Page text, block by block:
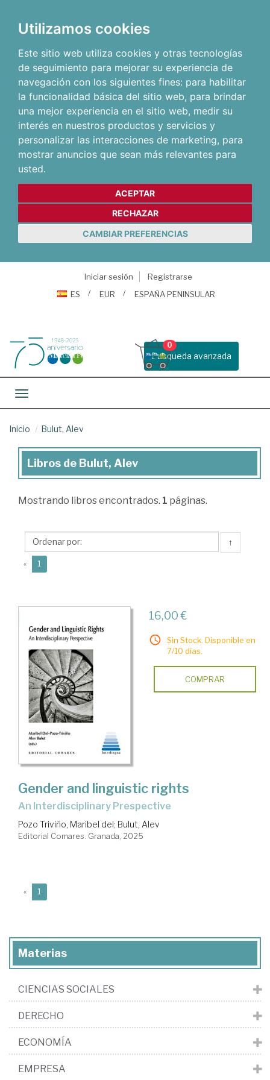
Utilizamos cookies
Este sitio web utiliza cookies y otras tecnologías
de seguimiento para mejorar su experiencia de
navegación con los siguientes fines: para habilitar
la funcionalidad básica del sitio web, para brindar
una mejor experiencia en el sitio web, medir su
interés en nuestros productos y servicios y
personalizar las interacciones de marketing, para
mostrar anuncios que sean más relevantes para
usted.
ACEPTAR
RECHAZAR
CAMBIAR PREFERENCIAS
Iniciar sesión
Registrarse
ES
EUR ESPAÑA PENINSULAR
Busqueda avanzada
0
Toggle navigation
Inicio Bulut, Alev
Libros
Bulut,
Libros de Bulut, Alev
Mostrando libros encontrados. 1 páginas.
↑
« 1
16,00 €
Sin Stock. Disponible en
7/10 días.
COMPRAR
Gender and linguistic rights
An Interdisciplinary Prespective
Pozo Triviño, Maribel del; Bulut, Alev
Editorial Comares. Granada, 2025
« 1
Materias
CIENCIAS SOCIALES
DERECHO
ECONOMÍA
EMPRESA